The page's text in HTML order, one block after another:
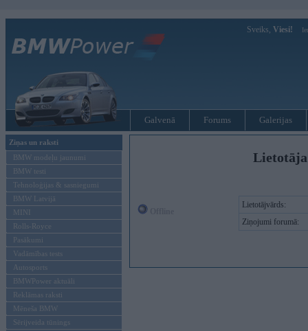
Sveiks, Viesi!
Galvenā Forums Galerijas
Ziņas un raksti
BMW modeļu jaunumi
BMW testi
Tehnoloģijas & sasniegumi
BMW Latvijā
MINI
Rolls-Royce
Pasākumi
Vadāmības tests
Autosports
BMWPower aktuāli
Reklāmas raksti
Mēneša BMW
Sērijveida tūnings
Lietotājvārds:
Ziņojumi forumā: